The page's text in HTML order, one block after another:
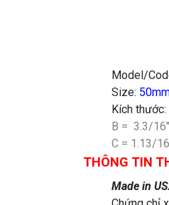
Model/
Size:
Kích thước:
B = 3.3/16″
C = 1.13/
THÔNG TIN
Made in